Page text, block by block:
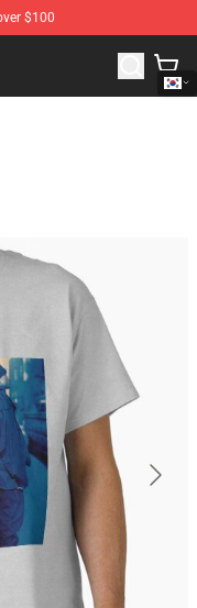
$100
Store